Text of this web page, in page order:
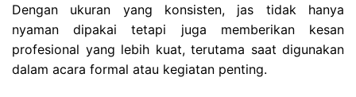
Dengan ukuran yang konsisten, jas tidak hanya
nyaman dipakai tetapi juga memberikan kesan
profesional yang lebih kuat, terutama saat digunakan
dalam acara formal atau kegiatan penting.